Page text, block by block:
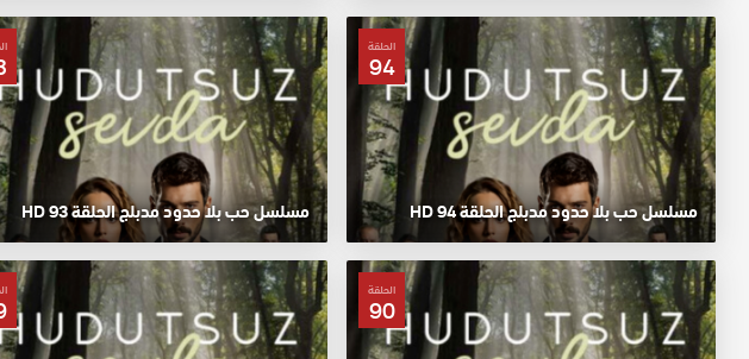
الحلقة
94
مسلسل حب بلا حدود مدبلج الحلقة 94 HD مسلسل حب بلا حدود مدبلج الحلقة 93 HD
الحلقة
90